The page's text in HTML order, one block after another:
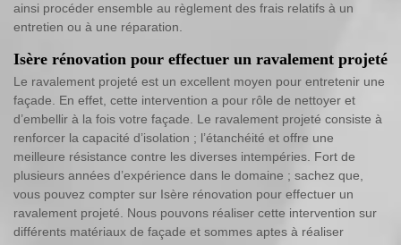
ainsi procéder ensemble au règlement des frais relatifs à un
entretien ou à une réparation.
Isère rénovation pour effectuer un ravalement projeté
Le ravalement projeté est un excellent moyen pour entretenir une
façade. En effet, cette intervention a pour rôle de nettoyer et
d’embellir à la fois votre façade. Le ravalement projeté consiste à
renforcer la capacité d’isolation ; l’étanchéité et offre une
meilleure résistance contre les diverses intempéries. Fort de
plusieurs années d’expérience dans le domaine ; sachez que,
vous pouvez compter sur Isère rénovation pour effectuer un
ravalement projeté. Nous pouvons réaliser cette intervention sur
différents matériaux de façade et sommes aptes à réaliser